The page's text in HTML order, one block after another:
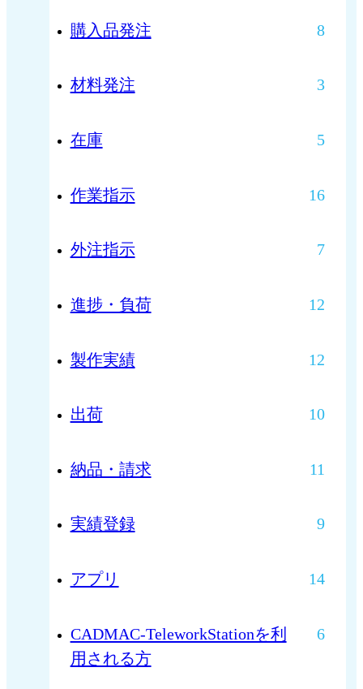
購入品発注 8
材料発注 3
在庫 5
作業指示 16
外注指示 7
進捗・負荷 12
製作実績 12
出荷 10
納品・請求 11
実績登録 9
アプリ 14
CADMAC-TeleworkStationを利
用される方
6